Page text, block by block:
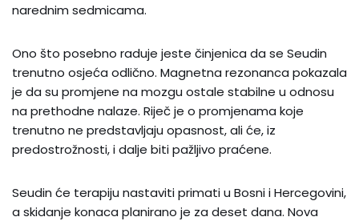
narednim sedmicama.
Ono što posebno raduje jeste činjenica da se Seudin
trenutno osjeća odlično. Magnetna rezonanca pokazala
je da su promjene na mozgu ostale stabilne u odnosu
na prethodne nalaze. Riječ je o promjenama koje
trenutno ne predstavljaju opasnost, ali će, iz
predostrožnosti, i dalje biti pažljivo praćene.
Seudin će terapiju nastaviti primati u Bosni i Hercegovini,
a skidanje konaca planirano je za deset dana. Nova